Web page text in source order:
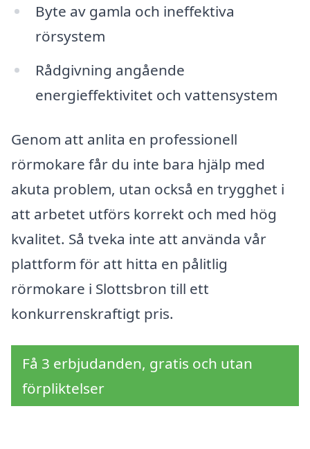
Byte av gamla och ineffektiva
rörsystem
Rådgivning angående
energieffektivitet och vattensystem
Genom att anlita en professionell
rörmokare får du inte bara hjälp med
akuta problem, utan också en trygghet i
att arbetet utförs korrekt och med hög
kvalitet. Så tveka inte att använda vår
plattform för att hitta en pålitlig
rörmokare i Slottsbron till ett
konkurrenskraftigt pris.
Få 3 erbjudanden, gratis och utan
förpliktelser